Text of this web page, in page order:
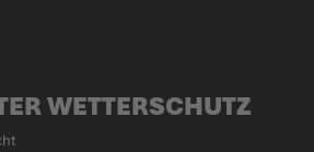
WETTER­SCHUTZ